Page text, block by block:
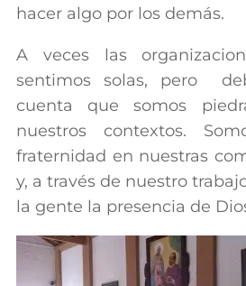
hacer algo por los demás.
A veces las
sentimos solas, pero
cuenta que somos
nuestros contextos.
fraternidad en nuestras
y, a través de nuestro
la gente la presencia de